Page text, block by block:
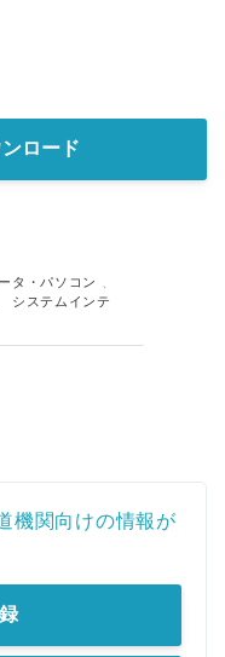
ロード
タ・パソコン
システムインテ
機関向けの情報が